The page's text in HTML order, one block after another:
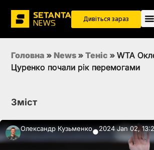
Дивіться зараз
Головна » News » Теніс » WTA
Цуренко почали рік перемогами
Зміст
Олександр Кузьменко●2024 Jan 02,